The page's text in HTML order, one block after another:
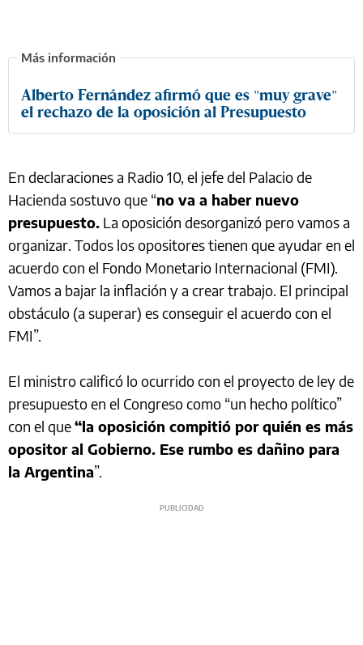
Alberto Fernández afirmó que es "muy grave"
el rechazo de la oposición al Presupuesto
En declaraciones a Radio 10, el jefe del Palacio de
Hacienda sostuvo que “no va a haber nuevo
presupuesto. La oposición desorganizó pero vamos a
organizar. Todos los opositores tienen que ayudar en el
acuerdo con el Fondo Monetario Internacional (FMI).
Vamos a bajar la inflación y a crear trabajo. El principal
obstáculo (a superar) es conseguir el acuerdo con el
FMI”.
El ministro calificó lo ocurrido con el proyecto de ley de
presupuesto en el Congreso como “un hecho político”
con el que“la oposición compitió por quién es más
opositor al Gobierno. Ese rumbo es dañino para
la Argentina”.